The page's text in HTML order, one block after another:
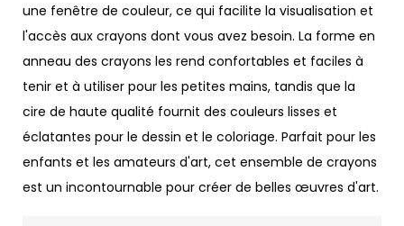
une fenêtre de couleur, ce qui facilite la visualisation et
l'accès aux crayons dont vous avez besoin. La forme en
anneau des crayons les rend confortables et faciles à
tenir et à utiliser pour les petites mains, tandis que la
cire de haute qualité fournit des couleurs lisses et
éclatantes pour le dessin et le coloriage. Parfait pour les
enfants et les amateurs d'art, cet ensemble de crayons
est un incontournable pour créer de belles œuvres d'art.